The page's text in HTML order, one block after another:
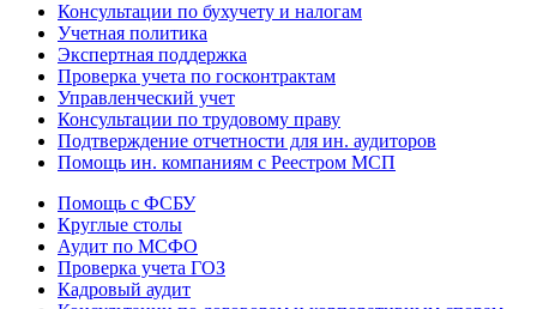
Консультации по бухучету и налогам
Учетная политика
Экспертная поддержка
Проверка учета по госконтрактам
Управленческий учет
Консультации по трудовому праву
Подтверждение отчетности для ин. аудиторов
Помощь ин. компаниям с Реестром МСП
Помощь с ФСБУ
Круглые столы
Аудит по МСФО
Проверка учета ГОЗ
Кадровый аудит